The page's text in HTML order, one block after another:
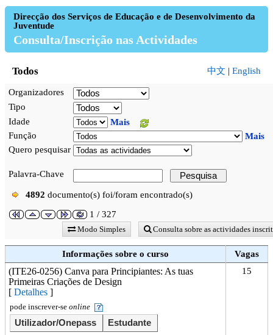
Direcção dos Serviços de Educação e de Desenvolvimento da
Juventude
Consulta/Inscrição nas Actividades
Todos 中文 | English
Organizadores
Tipo
Idade
Mais
Função
Mais
Quero pesquisar
Palavra-Chave
4892 documento(s) foi/foram encontrado(s)
1 / 327
Modo Simples Consulta sobre as actividades
Informações sobre o curso Vagas
(ITE26-0256) Canva para Principiantes: As tuas
Primeiras Criações de Design
[ Detalhes ]
pode inscrever-se online
Utilizador/Onepass Estudante
15